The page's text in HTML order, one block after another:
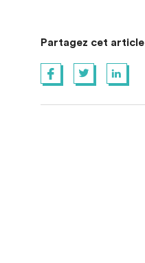
Partagez cet article